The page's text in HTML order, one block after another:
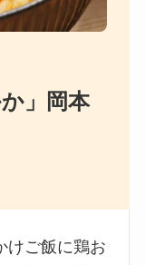
」岡本
けご飯に鶏お